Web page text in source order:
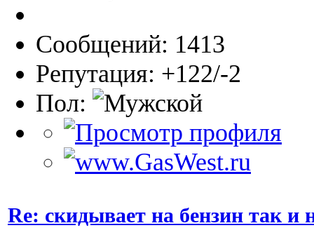
Сообщений: 1413
Репутация: +122/-2
Пол:
Re: скидывает на бензин так